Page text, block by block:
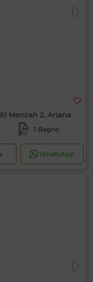
Menzah 2, Ariana
1 Bagno
WhatsApp